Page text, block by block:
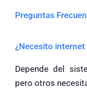
Preguntas
¿Necesito internet
Depende del
pero otros